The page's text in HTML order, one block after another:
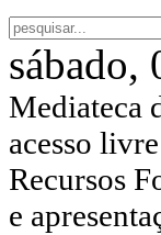
sábado,
Mediateca
acesso
Recursos
e